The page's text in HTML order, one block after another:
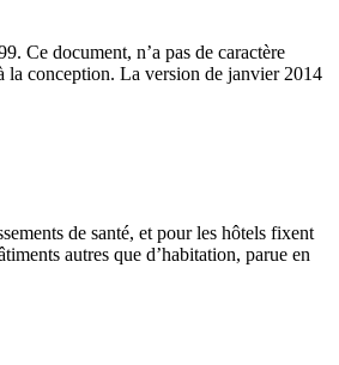
Ce document, n’a pas de caractère
la conception. La version de janvier 2014
de santé, et pour les hôtels fixent
autres que d’habitation, parue en